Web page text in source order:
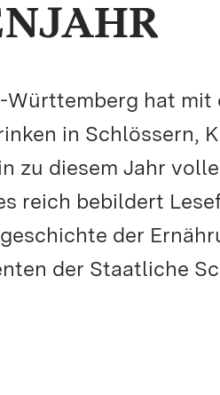
hat mit
in Schlössern,
zu diesem Jahr
reich bebildert
der
der Staatliche